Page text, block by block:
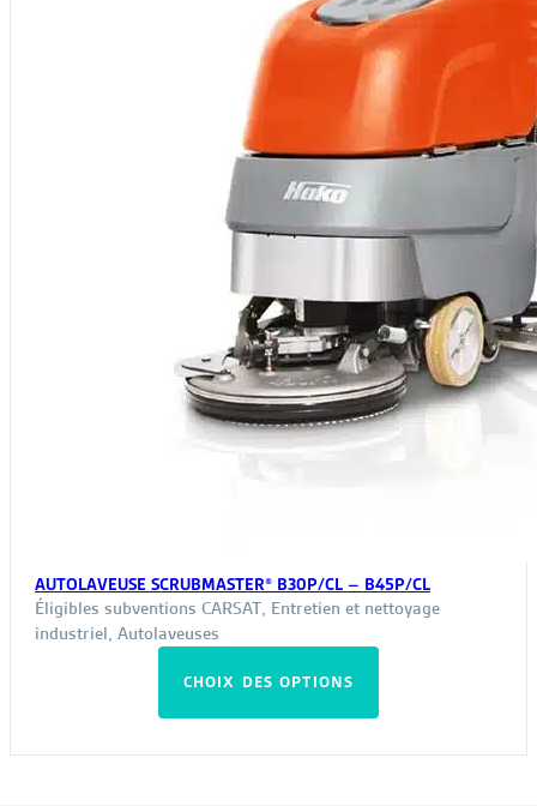
AUTOLAVEUSE SCRUBMASTER® B30P/CL – B45P/CL
Éligibles subventions CARSAT, Entretien et nettoyage
industriel, Autolaveuses
CHOIX DES OPTIONS
a
plusieurs